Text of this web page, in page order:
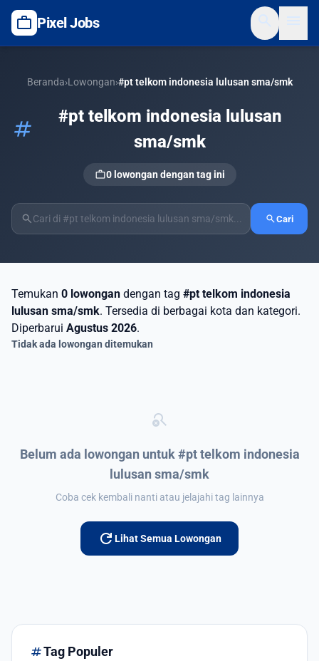
work Pixel Jobs
Beranda›Lowongan›#pt telkom indonesia lulusan sma/smk
tag
#pt telkom indonesia lulusan
sma/smk
work0 lowongan dengan tag ini
search searchCari
Temukan 0 lowongan dengan tag #pt telkom indonesia
lulusan sma/smk. Tersedia di berbagai kota dan kategori.
Diperbarui Agustus 2026.
Tidak ada lowongan ditemukan
search_off
Belum ada lowongan untuk #pt telkom indonesia
lulusan sma/smk
Coba cek kembali nanti atau jelajahi tag lainnya
refresh Lihat Semua Lowongan
tagTag Populer